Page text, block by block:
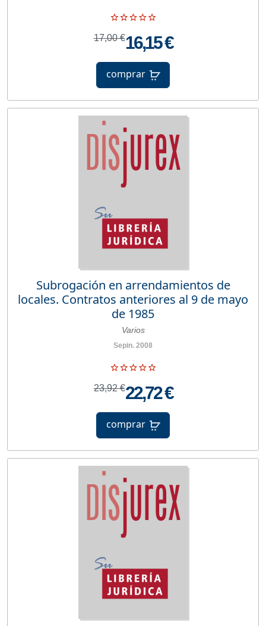
17,00 €16,15 €
comprar
Subrogación en arrendamientos de
locales. Contratos anteriores al 9 de mayo
de 1985
Varios
Sepin. 2008
23,92 €22,72 €
comprar